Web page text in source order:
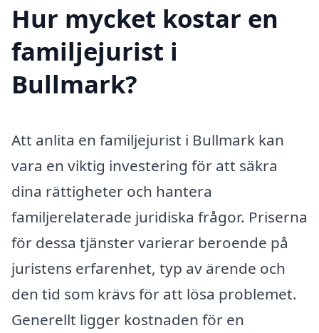
Hur mycket kostar en
familjejurist i
Bullmark?
Att anlita en familjejurist i Bullmark kan
vara en viktig investering för att säkra
dina rättigheter och hantera
familjerelaterade juridiska frågor. Priserna
för dessa tjänster varierar beroende på
juristens erfarenhet, typ av ärende och
den tid som krävs för att lösa problemet.
Generellt ligger kostnaden för en